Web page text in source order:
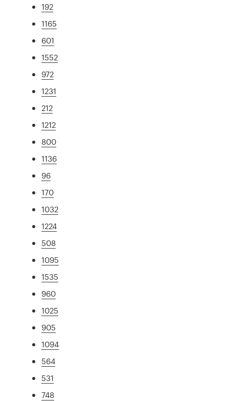
192
1165
601
1552
972
1231
212
1212
800
1136
96
170
1032
1224
508
1095
1535
960
1025
905
1094
564
531
748